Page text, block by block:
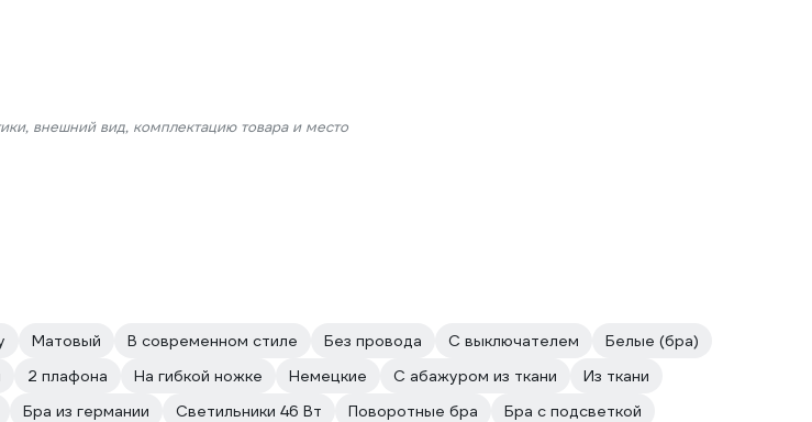
внешний вид, комплектацию товара и место
Матовый В современном стиле Без провода С выключателем
Белые (бра)
2 плафона На гибкой ножке Немецкие С абажуром из ткани
Из ткани
Бра из германии Светильники 46 Вт Поворотные бра
Бра с подсветкой